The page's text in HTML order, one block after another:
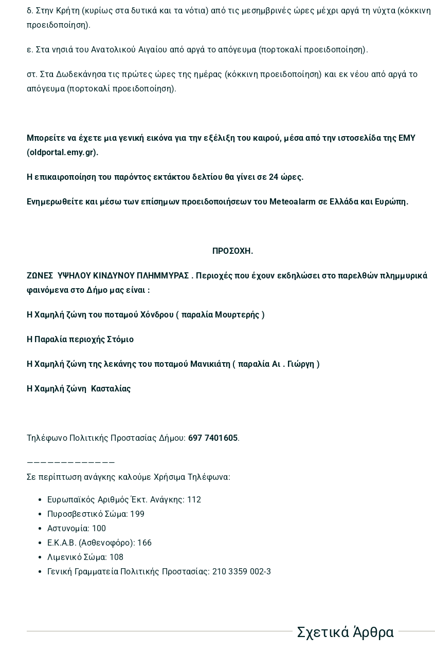
δ. Στην Κρήτη (κυρίως στα δυτικά και τα νότια) από τις μεσημβρινές ώρες μέχρι αργά τη νύχτα (κόκκινη
προειδοποίηση).
ε. Στα νησιά του Ανατολικού Αιγαίου από αργά το απόγευμα (πορτοκαλί προειδοποίηση).
στ. Στα Δωδεκάνησα τις πρώτες ώρες της ημέρας (κόκκινη προειδοποίηση) και εκ νέου από αργά το
απόγευμα (πορτοκαλί προειδοποίηση).
Μπορείτε να έχετε μια γενική εικόνα για την εξέλιξη του καιρού, μέσα από την ιστοσελίδα της ΕΜΥ
(oldportal.emy.gr).
Η επικαιροποίηση του παρόντος εκτάκτου δελτίου θα γίνει σε 24 ώρες.
Ενημερωθείτε και μέσω των επίσημων προειδοποιήσεων του Meteoalarm σε Ελλάδα και Ευρώπη.
ΠΡΟΣΟΧΗ.
ΖΩΝΕΣ ΥΨΗΛΟΥ ΚΙΝΔΥΝΟΥ ΠΛΗΜΜΥΡΑΣ . Περιοχές που έχουν εκδηλώσει στο παρελθών πλημμυρικά
φαινόμενα στο Δήμο μας είναι :
Η Χαμηλή ζώνη του ποταμού Χόνδρου ( παραλία Μουρτερής )
Η Παραλία περιοχής Στόμιο
Η Χαμηλή ζώνη της λεκάνης του ποταμού Μανικιάτη ( παραλία Αι . Γιώργη )
Η Χαμηλή ζώνη Κασταλίας
Τηλέφωνο Πολιτικής Προστασίας Δήμου: 697 7401605.
—————————————
Σε περίπτωση ανάγκης καλούμε Χρήσιμα Τηλέφωνα:
Ευρωπαϊκός Αριθμός Έκτ. Ανάγκης: 112
Πυροσβεστικό Σώμα: 199
Αστυνομία: 100
Ε.Κ.Α.Β. (Ασθενοφόρο): 166
Λιμενικό Σώμα: 108
Γενική Γραμματεία Πολιτικής Προστασίας: 210 3359 002-3
Σχετικά Άρθρα